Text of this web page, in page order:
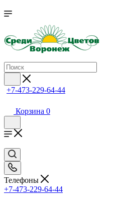
+7-473-229-64-44
Корзина 0
Телефоны
+7-473-229-64-44